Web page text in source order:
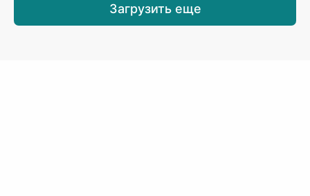
Загрузить еще